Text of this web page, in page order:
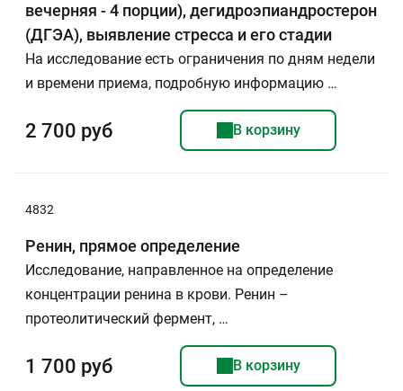
вечерняя - 4 порции), дегидроэпиандростерон
(ДГЭА), выявление стресса и его стадии
На исследование есть ограничения по дням недели
и времени приема, подробную информацию …
2 700 руб В корзину
4832
Ренин, прямое определение
Исследование, направленное на определение
концентрации ренина в крови. Ренин –
протеолитический фермент, …
1 700 руб В корзину